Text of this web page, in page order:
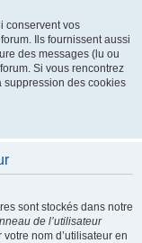
conservent vos
Ils fournissent aussi
des messages (lu ou
Si vous rencontrez
des cookies
sont stockés dans notre
de l’utilisateur
nom d’utilisateur en